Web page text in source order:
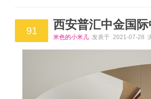
91 西安普汇中金国
米色的小米儿 发表于 2021-07-28